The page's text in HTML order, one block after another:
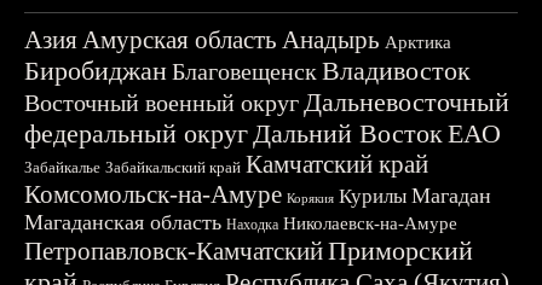
АзияАмурская область Анадырь Арктика
БиробиджанБлаговещенскВладивосток
Восточный военный округДальневосточный
федеральный округДальний ВостокЕАО
Забайкалье Забайкальский край Камчатский край
Комсомольск-на-Амуре Корякия Курилы Магадан
Магаданская область Находка Николаевск-на-Амуре
Петропавловск-КамчатскийПриморский